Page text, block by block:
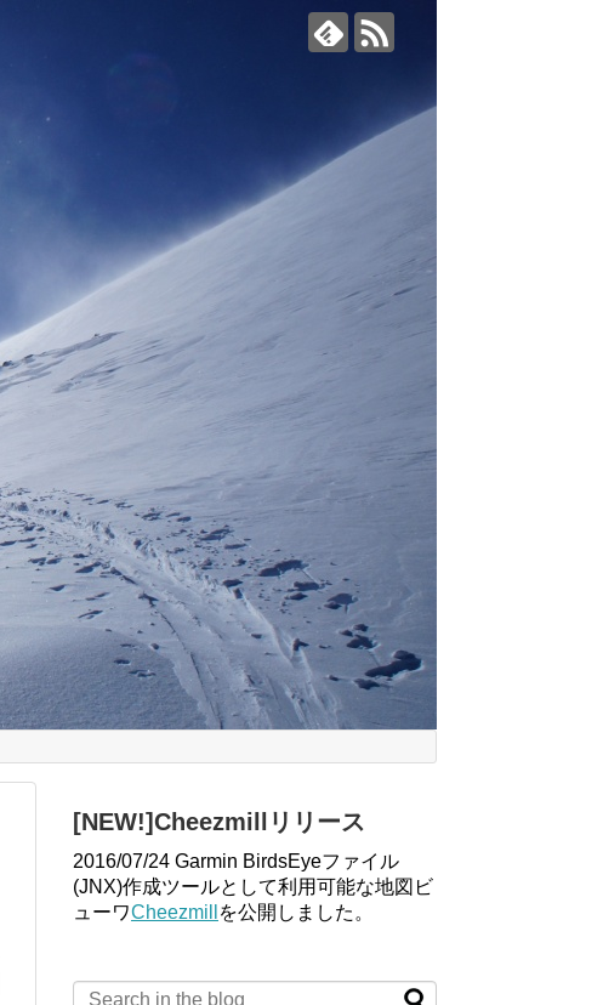
[NEW!]Cheezmillリリース
2016/07/24 Garmin BirdsEyeファイル
(JNX)作成ツールとして利用可能な地図ビ
ューワCheezmill を公開しました。